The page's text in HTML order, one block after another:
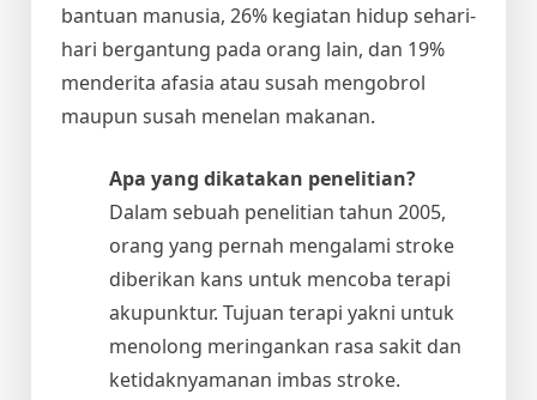
bantuan manusia, 26% kegiatan hidup sehari-
hari bergantung pada orang lain, dan 19%
menderita afasia atau susah mengobrol
maupun susah menelan makanan.
Apa yang dikatakan penelitian?
Dalam sebuah penelitian tahun 2005,
orang yang pernah mengalami stroke
diberikan kans untuk mencoba terapi
akupunktur. Tujuan terapi yakni untuk
menolong meringankan rasa sakit dan
ketidaknyamanan imbas stroke.